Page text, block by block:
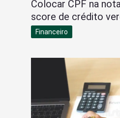
Colocar CPF na
score de crédito
Financeiro